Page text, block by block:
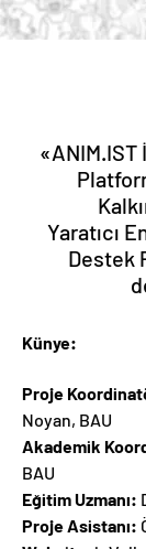
Yaratıcı
Destek
Künye:
Proje
Noyan, BAU
Akademik
BAU
Eğitim Uzmanı:
Proje Asistanı: